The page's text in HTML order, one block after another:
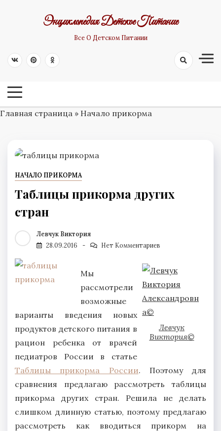
Энциклопедия Детское Питание
Все О Детском Питании
Главная страница » Начало прикорма
НАЧАЛО ПРИКОРМА
Таблицы прикорма других
стран
Левчук Виктория
28.09.2016
Нет Комментариев
Левчук
Виктория©
Мы
рассмотрели
возможные
варианты введения новых
продуктов детского питания в
рацион ребенка от врачей
педиатров России в статье
Таблицы прикорма России. Поэтому для
сравнения предлагаю рассмотреть таблицы
прикорма других стран. Решила не делать
слишком длинную статью, поэтому предлагаю
рассмотреть как вводиться прикорм на